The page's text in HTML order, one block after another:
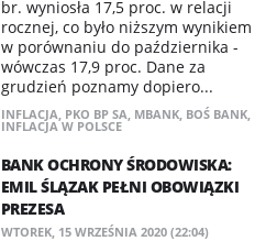
br. wyniosła 17,5 proc. w relacji
rocznej, co było niższym wynikiem
w porównaniu do października -
wówczas 17,9 proc. Dane za
grudzień poznamy dopiero...
INFLACJA, PKO BP SA, MBANK, BOŚ BANK,
INFLACJA W POLSCE
​BANK OCHRONY ŚRODOWISKA:
EMIL ŚLĄZAK PEŁNI OBOWIĄZKI
PREZESA
WTOREK, 15 WRZEŚNIA 2020 (22:04)